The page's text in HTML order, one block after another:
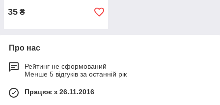
35 ₴
Про нас
Рейтинг не сформований
Менше 5 відгуків за останній рік
Працює з 26.11.2016